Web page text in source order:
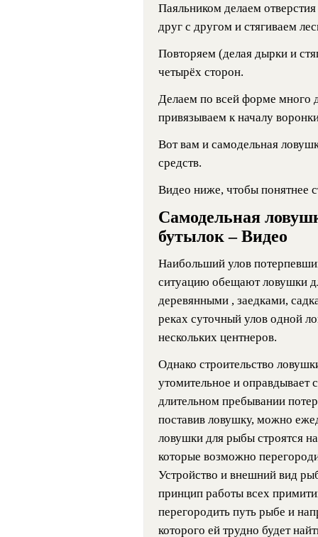
Паяльником делаем
друг с другом и стягиваем
Повторяем (делая дырки и
четырёх сторон.
Делаем по всей форме много
привязываем к началу
Вот вам и самодельная
средств.
Видео ниже, чтобы понятнее
Самодельная
бутылок – Видео
Наибольший улов
ситуацию обещают ловушки
деревянными , заедками,
реках суточный улов одной
нескольких центнеров.
Однако строительство
утомительное и
длительном пребывании
поставив ловушку, можно
ловушки для рыбы строятся
которые возможно
Устройство и внешний вид
принцип работы всех
перегородить путь рыбе и
которого ей трудно будет